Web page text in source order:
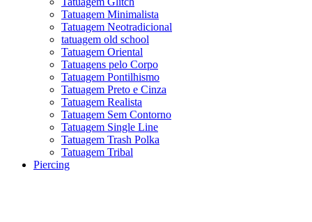
Tatuagem Minimalista
Tatuagem Neotradicional
tatuagem old school
Tatuagem Oriental
Tatuagens pelo Corpo
Tatuagem Pontilhismo
Tatuagem Preto e Cinza
Tatuagem Realista
Tatuagem Sem Contorno
Tatuagem Single Line
Tatuagem Trash Polka
Tatuagem Tribal
Piercing